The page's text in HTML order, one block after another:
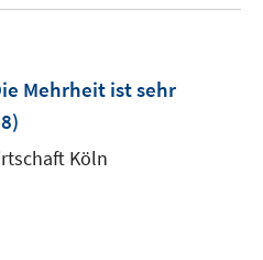
Mehrheit ist sehr
Köln